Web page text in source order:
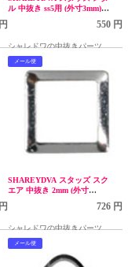
ル 中抜き ss5用 (外寸3mm)
550 円
シャレドワの中抜きパーツ
メール便
SHAREYDVA スタッズ スク
エア 中抜き 2mm (外寸
726 円
シャレドワの中抜きパーツ
メール便